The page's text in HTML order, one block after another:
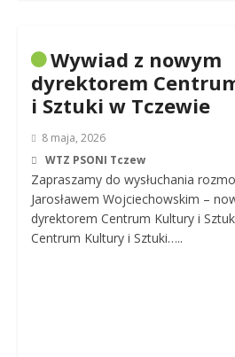
Wywiad z nowym
dyrektorem
i Sztuki w Tczewie
8 maja, 2026
WTZ PSONI Tczew
Zapraszamy do wysłuchania
Jarosławem Wojciechowskim –
dyrektorem Centrum Kultury i
Centrum Kultury i Sztuki…..